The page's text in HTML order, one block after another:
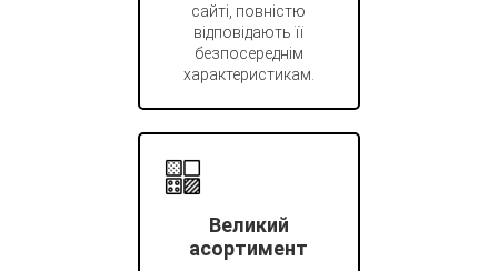
сайті, повністю
відповідають її
безпосереднім
характеристикам.
Великий
асортимент